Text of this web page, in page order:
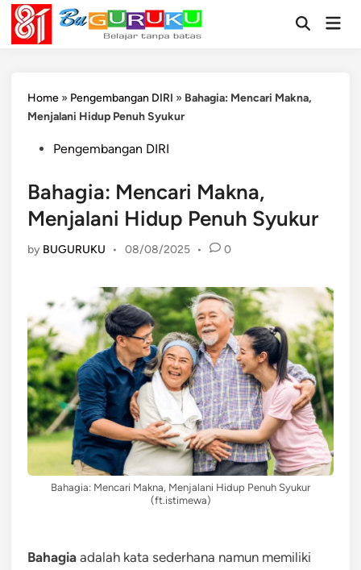
Skip
content
OpenMain
Home » Pengembangan DIRI » Bahagia: Mencari Makna,
Menjalani Hidup Penuh Syukur
PostedPengembangan DIRI
Bahagia: Mencari Makna,
Menjalani Hidup Penuh Syukur
by BUGURUKU • 08/08/2025 • 0
Bahagia: Mencari Makna, Menjalani Hidup Penuh Syukur
(ft.istimewa)
Bahagia adalah kata sederhana namun memiliki